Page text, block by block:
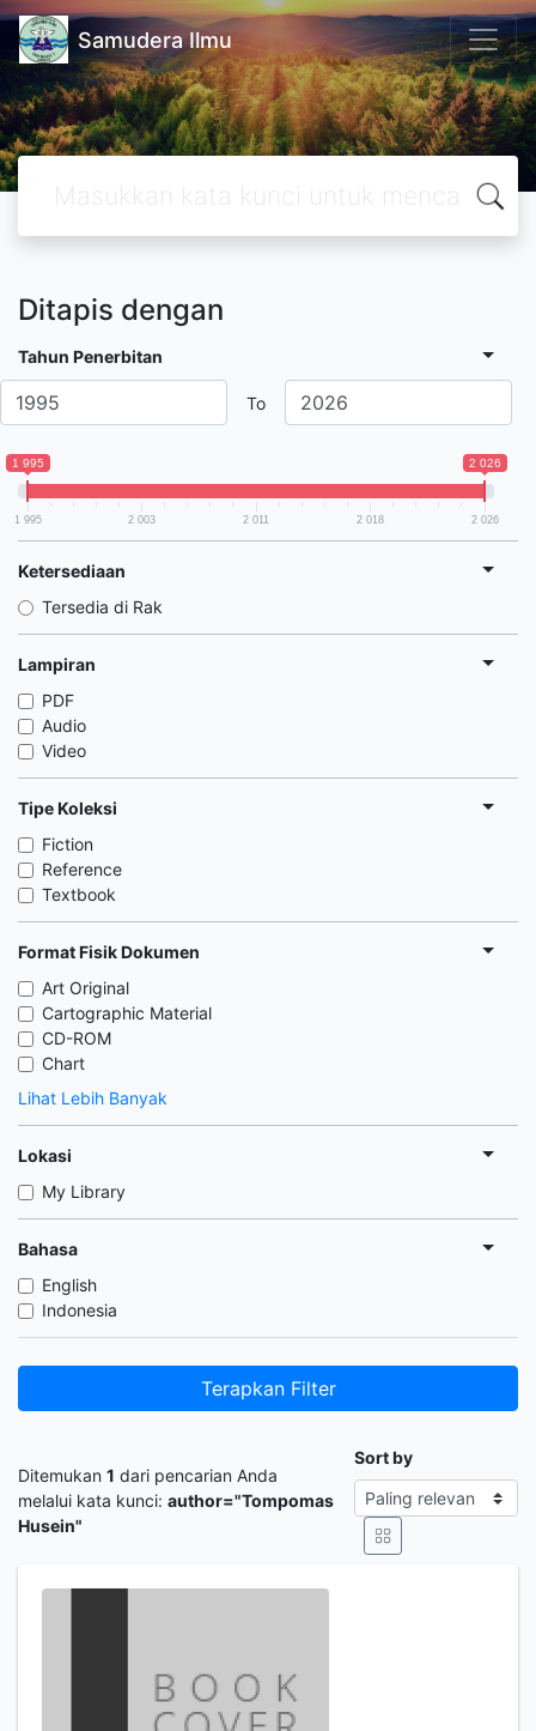
Samudera Ilmu
Ditapis dengan
Tahun Penerbitan
To
1 995 2 026
1 995 2 003 2 011 2 018 2 026
Ketersediaan
Tersedia di Rak
Lampiran
PDF
Audio
Video
Tipe Koleksi
Fiction
Reference
Textbook
Format Fisik Dokumen
Art Original
Cartographic Material
CD-ROM
Chart
Lihat Lebih Banyak
Lokasi
My Library
Bahasa
English
Indonesia
Terapkan Filter
Ditemukan 1 dari pencarian Anda
melalui kata kunci: author="Tompomas
Husein"
Sort by